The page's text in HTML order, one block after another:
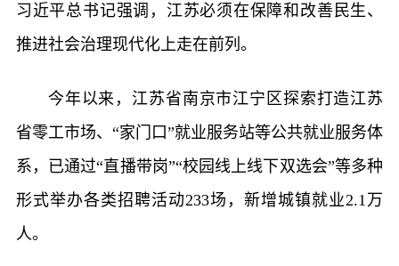
习近平总书记强调，江苏必须在保障和改善民生、
推进社会治理现代化上走在前列。
今年以来，江苏省南京市江宁区探索打造江苏
省零工市场、“家门口”就业服务站等公共就业服务体
系，已通过“直播带岗”“校园线上线下双选会”等多种
形式举办各类招聘活动233场，新增城镇就业2.1万
人。